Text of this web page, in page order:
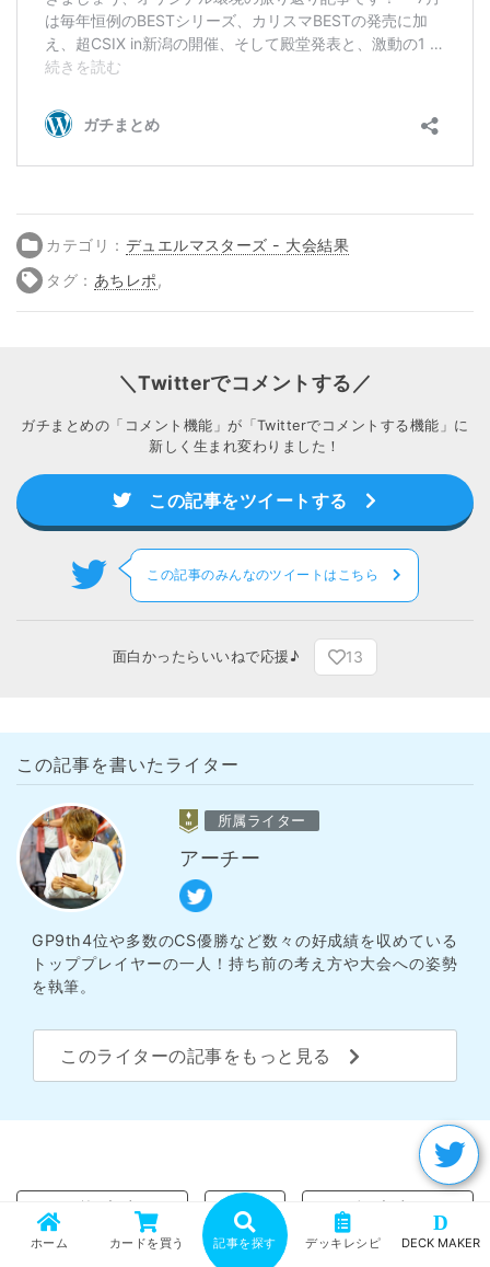
カテゴリ： デュエルマスターズ - 大会結果
タグ： あちレポ ,
＼Twitterでコメントする／
ガチまとめの「コメント機能」が「Twitterでコメントする機能」に
新しく生まれ変わりました！
この記事をツイートする
この記事のみんなのツイートはこちら
面白かったらいいねで応援♪ 13
この記事を書いたライター
所属ライター
アーチー
GP9th4位や多数のCS優勝など数々の好成績を収めている
トッププレイヤーの一人！持ち前の考え方や大会への姿勢
を執筆。
このライターの記事をもっと見る
« 前の記事
ホーム カードを買う 記事を探す デッキレシピ
D
DECK MAKER